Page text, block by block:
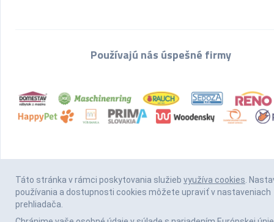
Používajú nás úspešné firmy
Táto stránka v rámci poskytovania služieb využíva cookies.
používania a dostupnosti cookies môžete upraviť v nastaveniach
prehliadača.